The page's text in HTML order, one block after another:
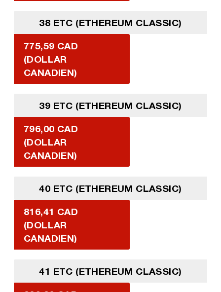
38 ETC (ETHEREUM CLASSIC)
775,59 CAD
(DOLLAR
CANADIEN)
39 ETC (ETHEREUM CLASSIC)
796,00 CAD
(DOLLAR
CANADIEN)
40 ETC (ETHEREUM CLASSIC)
816,41 CAD
(DOLLAR
CANADIEN)
41 ETC (ETHEREUM CLASSIC)